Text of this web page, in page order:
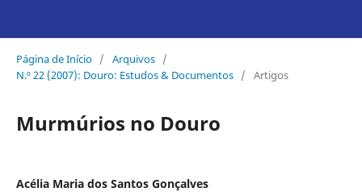
Página de Início / Arquivos /
N.º 22 (2007): Douro: Estudos & Documentos / Artigos
Murmúrios no Douro
Acélia Maria dos Santos Gonçalves